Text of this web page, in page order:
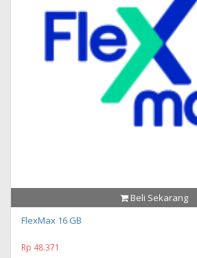
Beli Sekarang
FlexMax 16 GB
Rp 48.371